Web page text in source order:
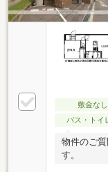
敷金なし
バス・トイ
物件のご
す。